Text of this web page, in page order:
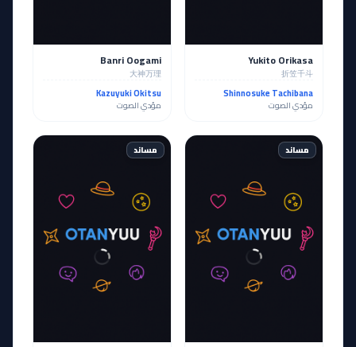
Yukito Orikasa
折笠千斗
Shinnosuke Tachibana
مؤدي الصوت
Banri Oogami
大神万理
Kazuyuki Okitsu
مؤدي الصوت
مساند مساند